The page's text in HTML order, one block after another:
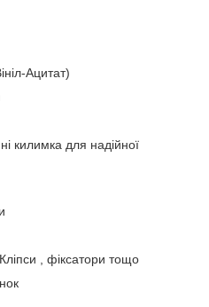
Ацитат)
килимка для надійної
, фіксатори тощо